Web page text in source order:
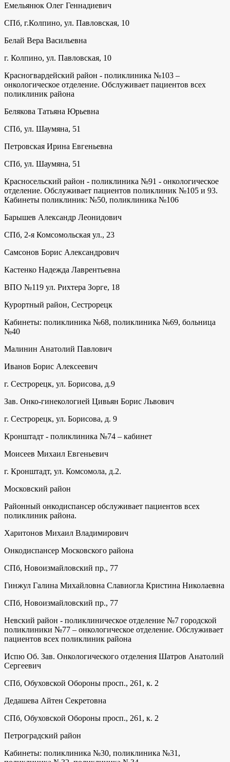
Емельянюк Олег Геннадиевич
СПб, г.Колпино, ул. Павловская, 10
Белай Вера Васильевна
г. Колпино, ул. Павловская, 10
Красногвардейский район - поликлиника №103 –
онкологическое отделение. Обслуживает пациентов всех
поликлиник района
Белякова Татьяна Юрьевна
СПб, ул. Шаумяна, 51
Петровская Ирина Евгеньевна
СПб, ул. Шаумяна, 51
Красносельский район - поликлиника №91 - онкологическое
отделение. Обслуживает пациентов поликлиник №105 и 93.
Кабинеты поликлиник: №50, поликлиника №106
Барышев Александр Леонидович
СПб, 2-я Комсомольская ул., 23
Самсонов Борис Александрович
Кастенко Надежда Лаврентьевна
ВПО №119 ул. Рихтера Зорге, 18
Курортный район, Сестрорецк
Кабинеты: поликлиника №68, поликлиника №69, больница
№40
Малинин Анатолий Павлович
Иванов Борис Алексеевич
г. Сестрорецк, ул. Борисова, д.9
Зав. Онко-гинекологией Цивьян Борис Львович
г. Сестрорецк, ул. Борисова, д. 9
Кронштадт - поликлиника №74 – кабинет
Моисеев Михаил Евгеньевич
г. Кронштадт, ул. Комсомола, д.2.
Московский район
Районный онкодиспансер обслуживает пациентов всех
поликлиник района.
Харитонов Михаил Владимирович
Онкодиспансер Московского района
СПб, Новоизмайловский пр., 77
Гинжул Галина Михайловна Славиогла Кристина Николаевна
СПб, Новоизмайловский пр., 77
Невский район - поликлиническое отделение №7 городской
поликлиники №77 – онкологическое отделение. Обслуживает
пациентов всех поликлиник района
Испю Об. Зав. Онкологического отделения Шатров Анатолий
Сергеевич
СПб, Обуховской Обороны просп., 261, к. 2
Дедашева Айтен Секретовна
СПб, Обуховской Обороны просп., 261, к. 2
Петроградский район
Кабинеты: поликлиника №30, поликлиника №31,